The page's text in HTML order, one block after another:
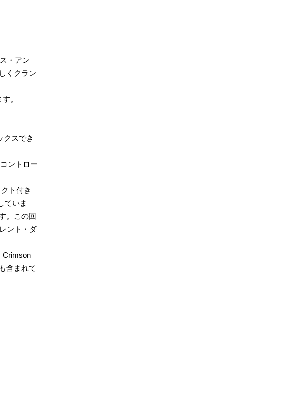
・アン
くクラン
。
クスでき
ントロー
ト付き
ていま
。この回
ント・ダ
Crimson
含まれて